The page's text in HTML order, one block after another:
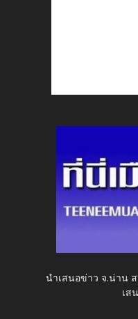
นำเสนอข่าว จ.น่าน
เส